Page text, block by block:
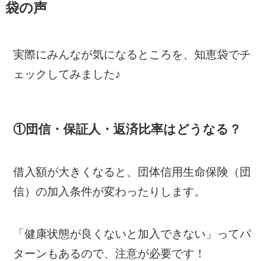
袋の声
実際にみんなが気になるところを、知恵袋でチ
ェックしてみました♪
①団信・保証人・返済比率はどうなる？
借入額が大きくなると、団体信用生命保険（団
信）の加入条件が変わったりします。
「健康状態が良くないと加入できない」ってパ
ターンもあるので、注意が必要です！